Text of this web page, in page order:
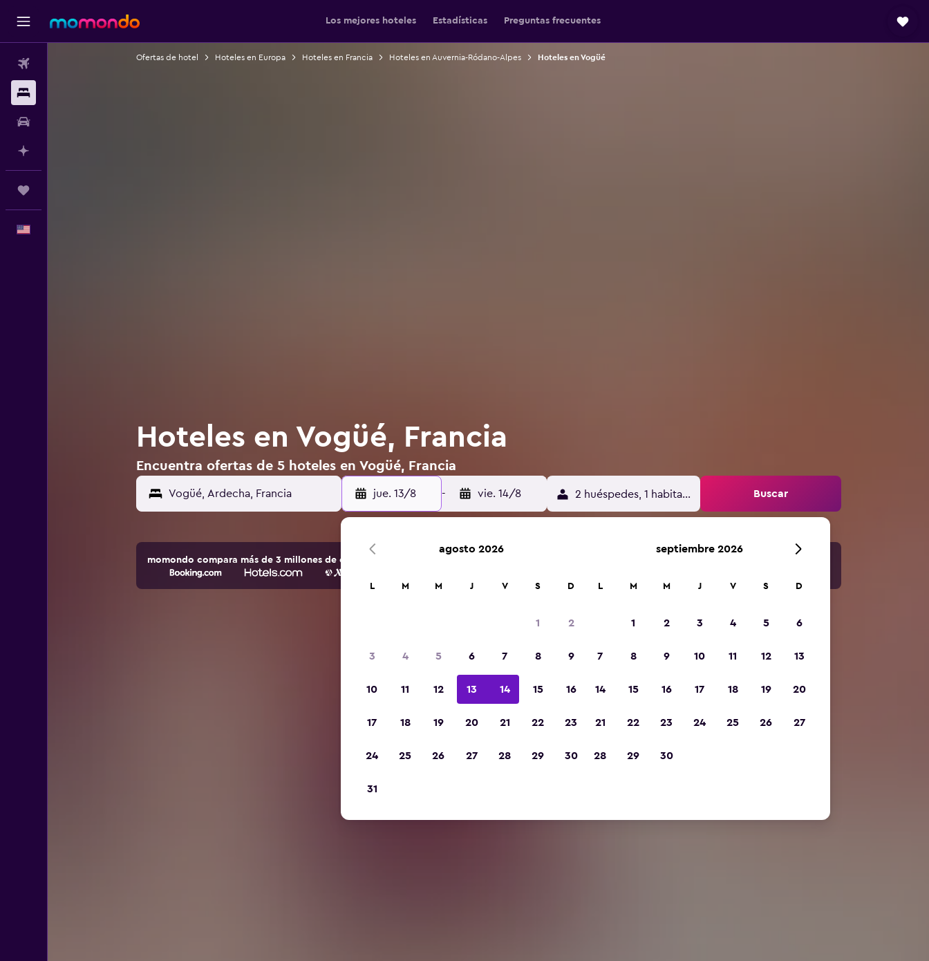
Los mejores hoteles Estadísticas Preguntas frecuentes
Ofertas de hotel Hoteles en Europa Hoteles en Francia Hoteles en Auvernia-Ródano-Alpes Hoteles en Vogüé
Hoteles en Vogüé, Francia
Encuentra ofertas de 5 hoteles en Vogüé, Francia
jue. 13/8 - vie. 14/8 2 huéspedes, 1 habitación Buscar
momondo compara más de 3 millones de opciones de hoteles y alojamientos.
agosto 2026
L M M J V S D
1 2
3 4 5 6 7 8 9
10 11 12 13 14 15 16
17 18 19 20 21 22 23
24 25 26 27 28 29 30
31
septiembre 2026
L M M J V S D
1 2 3 4 5 6
7 8 9 10 11 12 13
14 15 16 17 18 19 20
21 22 23 24 25 26 27
28 29 30